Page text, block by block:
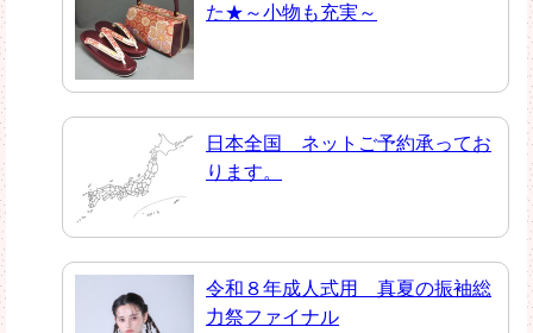
た★～小物も充実～
日本全国 ネットご予約承ってお
ります。
令和８年成人式用 真夏の振袖総
力祭ファイナル